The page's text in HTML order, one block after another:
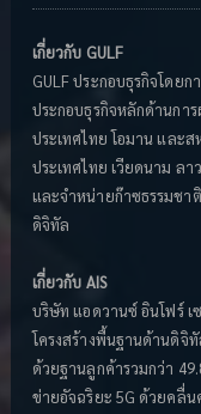
เกี่ยวกับ GULF
GULF ประกอบธุรกิจโดย
ประกอบธุรกิจหลักด้านกา
ประเทศไทย โอมาน และส
ประเทศไทย เวียดนาม ล
และจำหน่ายก๊าซธรรมชา
ดิจิทัล
เกี่ยวกับ AIS
บริษัท แอดวานซ์ อินโฟร์ เ
โครงสร้างพื้นฐานด้านดิจิ
ด้วยฐานลูกค้ารวมกว่า
ข่ายอัจฉริยะ 5G ด้วยคลื่